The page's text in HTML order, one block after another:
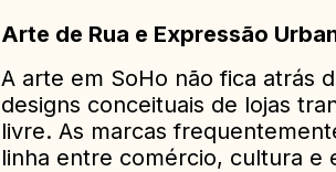
Arte de Rua e Expressão
A arte em SoHo não fica atrás
designs conceituais de lojas
livre. As marcas
linha entre comércio, cultura e